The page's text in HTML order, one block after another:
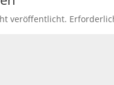
veröffentlicht.